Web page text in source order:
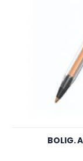
BOLIG.